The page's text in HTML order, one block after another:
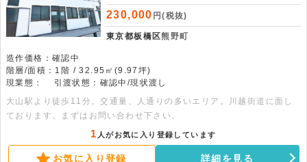
230,000 円(税抜)
東京都板橋区熊野町
造作価格：確認中
階層/面積：1階 / 32.95㎡(9.97坪)
現業態：
引渡状態：確認中/現状渡し
大山駅より徒歩11分。交通量、人通りの多いエリア。川越街道に面し
ております。まずはお問い合わせ下さい。
1 人がお気に入り登録しています
お気に入り登録 詳細を見る